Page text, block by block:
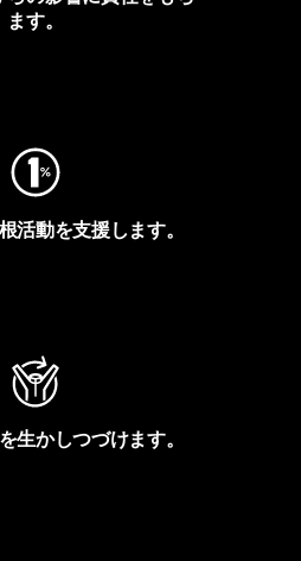
ます。
活動を支援します。
生かしつづけます。